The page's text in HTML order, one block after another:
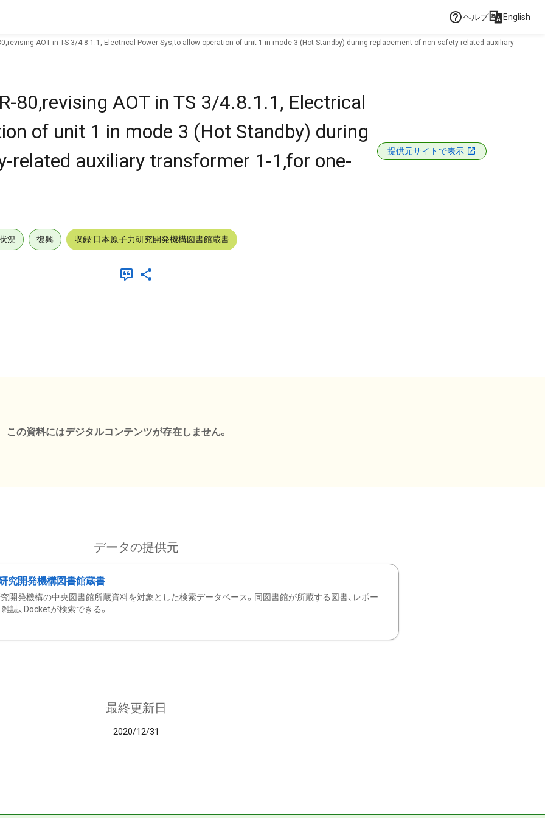
ヘルプ English
AOT in TS 3/4.8.1.1, Electrical Power Sys,to allow operation of unit 1 in mode 3 (Hot Standby) during replacement of non-safety-related auxiliary
80,revising AOT in TS 3/4.8.1.1, Electrical
of unit 1 in mode 3 (Hot Standby) during
related auxiliary transformer 1-1,for one-
提供元サイトで表示
況 復興 収録:日本原子力研究開発機構図書館蔵書
この資料にはデジタルコンテンツが存在しません。
データの提供元
究開発機構図書館蔵書
開発機構の中央図書館所蔵資料を対象とした検索データベース。同図書館が所蔵する図書、レポー
雑誌、Docketが検索できる。
最終更新日
2020/12/31